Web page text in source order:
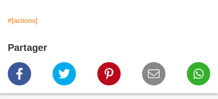
#[actions]
Partager